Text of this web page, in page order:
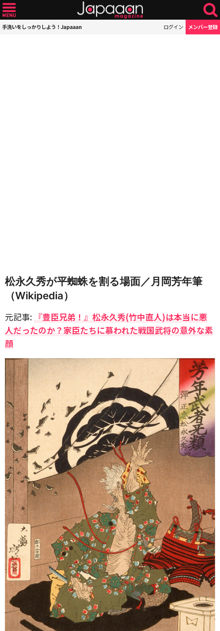
手洗いをしっかりしよう！Japaaan ログイン メンバー登録
松永久秀が平蜘蛛を割る場面／月岡芳年筆
（Wikipedia）
元記事: 『豊臣兄弟！』松永久秀(竹中直人)は本当に悪
人だったのか？家臣たちに慕われた戦国武将の意外な素
顔